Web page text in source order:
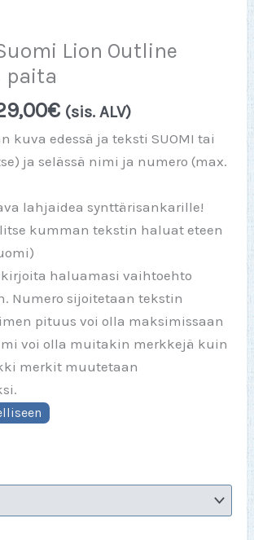
Lion Outline
paita
€Hintaluokka:
25,00€
-
(sis. ALV)
kuva edessä ja teksti SUOMI tai
ja selässä nimi ja numero (max.
lahjaidea synttärisankarille!
kumman tekstin haluat eteen
kirjoita haluamasi vaihtoehto
Numero sijoitetaan tekstin
pituus voi olla maksimissaan
voi olla muitakin merkkejä kuin
merkit muutetaan